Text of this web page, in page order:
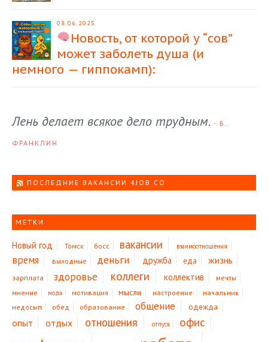
08.06.2025
Новость, от которой у “сов”
может заболеть душа (и
немного — гиппокамп):
Лень делает всякое дело трудным. - Б.
ФРАНКЛИН
ПОСЛЕДНИЕ ВАКАНСИИ 4JOB.CO
МЕТКИ
Новый год Томск босс вакансии взаимоотношения
время выходные деньги дружба еда жизнь
зарплата здоровье коллеги коллектив
мечты
мнение
мода мотивация мысли настроение
начальник
недосып
обед образование общение одежда
опыт отдых отношения отпуск офис